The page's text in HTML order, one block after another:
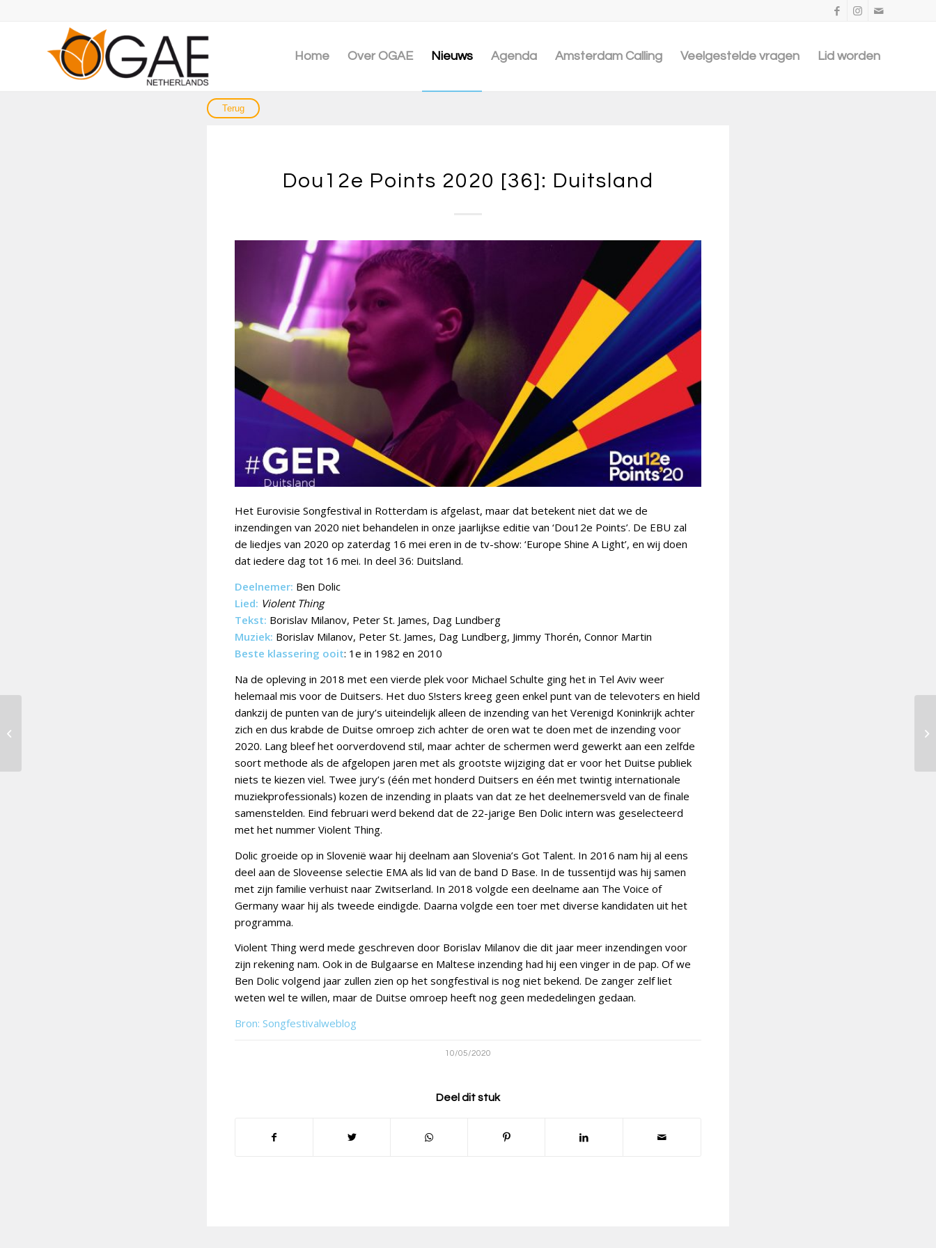
Home Over OGAE Nieuws Agenda Amsterdam Calling Veelgestelde vragen Lid worden
Dou12e Points 2020 [36]: Duitsland
Het Eurovisie Songfestival in Rotterdam is afgelast, maar dat betekent niet dat we de
inzendingen van 2020 niet behandelen in onze jaarlijkse editie van ‘Dou12e Points’. De EBU zal
de liedjes van 2020 op zaterdag 16 mei eren in de tv-show: ‘Europe Shine A Light’, en wij doen
dat iedere dag tot 16 mei. In deel 36: Duitsland.
Deelnemer: Ben Dolic
Lied: Violent Thing
Tekst: Borislav Milanov, Peter St. James, Dag Lundberg
Muziek: Borislav Milanov, Peter St. James, Dag Lundberg, Jimmy Thorén, Connor Martin
Beste klassering ooit: 1e in 1982 en 2010
Na de opleving in 2018 met een vierde plek voor Michael Schulte ging het in Tel Aviv weer
helemaal mis voor de Duitsers. Het duo S!sters kreeg geen enkel punt van de televoters en hield
dankzij de punten van de jury’s uiteindelijk alleen de inzending van het Verenigd Koninkrijk achter
zich en dus krabde de Duitse omroep zich achter de oren wat te doen met de inzending voor
2020. Lang bleef het oorverdovend stil, maar achter de schermen werd gewerkt aan een zelfde
soort methode als de afgelopen jaren met als grootste wijziging dat er voor het Duitse publiek
niets te kiezen viel. Twee jury’s (één met honderd Duitsers en één met twintig internationale
muziekprofessionals) kozen de inzending in plaats van dat ze het deelnemersveld van de finale
samenstelden. Eind februari werd bekend dat de 22-jarige Ben Dolic intern was geselecteerd
met het nummer Violent Thing.
Dolic groeide op in Slovenië waar hij deelnam aan Slovenia’s Got Talent. In 2016 nam hij al eens
deel aan de Sloveense selectie EMA als lid van de band D Base. In de tussentijd was hij samen
met zijn familie verhuist naar Zwitserland. In 2018 volgde een deelname aan The Voice of
Germany waar hij als tweede eindigde. Daarna volgde een toer met diverse kandidaten uit het
programma.
Violent Thing werd mede geschreven door Borislav Milanov die dit jaar meer inzendingen voor
zijn rekening nam. Ook in de Bulgaarse en Maltese inzending had hij een vinger in de pap. Of we
Ben Dolic volgend jaar zullen zien op het songfestival is nog niet bekend. De zanger zelf liet
weten wel te willen, maar de Duitse omroep heeft nog geen mededelingen gedaan.
Bron: Songfestivalweblog
10/05/2020
Deel dit stuk